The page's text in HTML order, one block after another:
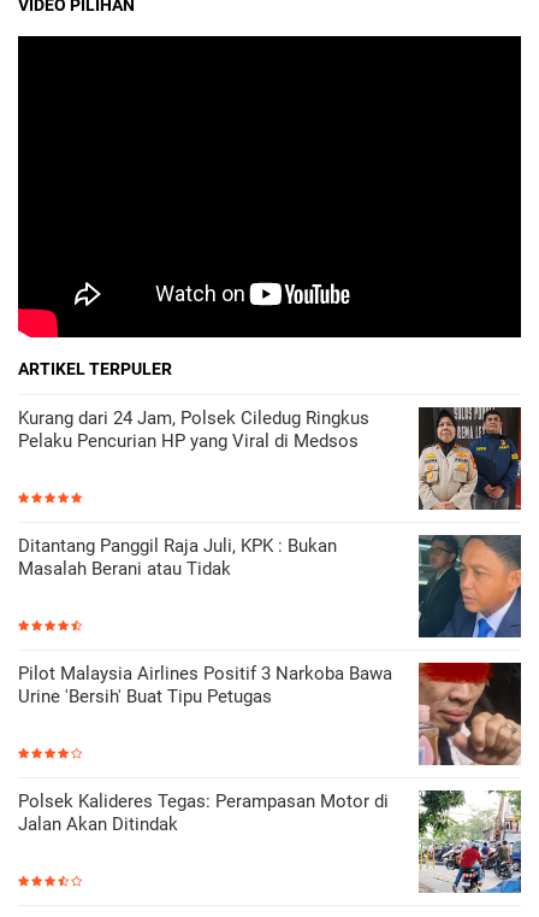
VIDEO PILIHAN
ARTIKEL TERPULER
Kurang dari 24 Jam, Polsek Ciledug Ringkus
Pelaku Pencurian HP yang Viral di Medsos
Ditantang Panggil Raja Juli, KPK : Bukan
Masalah Berani atau Tidak
Pilot Malaysia Airlines Positif 3 Narkoba Bawa
Urine 'Bersih' Buat Tipu Petugas
Polsek Kalideres Tegas: Perampasan Motor di
Jalan Akan Ditindak